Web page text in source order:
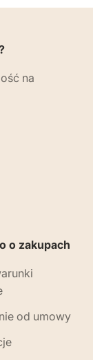
na
o zakupach
od umowy